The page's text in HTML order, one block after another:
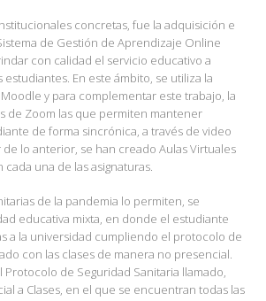
concretas, fue la adquisición e
de Gestión de Aprendizaje Online
con calidad el servicio educativo a
estudiantes. En este ámbito, se utiliza la
y para complementar este trabajo, la
de Zoom las que permiten mantener
de forma sincrónica, a través de video
lo anterior, se han creado Aulas Virtuales
una de las asignaturas.
de la pandemia lo permiten, se
educativa mixta, en donde el estudiante
a la universidad cumpliendo el protocolo de
con las clases de manera no presencial.
Protocolo de Seguridad Sanitaria llamado,
a Clases, en el que se encuentran todas las